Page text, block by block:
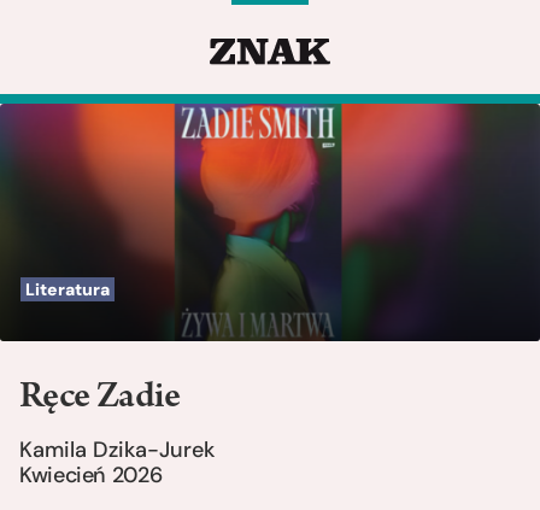
Literatura
Ręce Zadie
Kamila Dzika-Jurek
Kwiecień 2026